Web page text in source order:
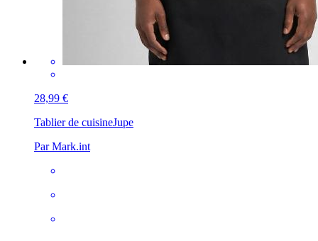
28,99 €
Tablier de cuisineJupe
Par Mark.int